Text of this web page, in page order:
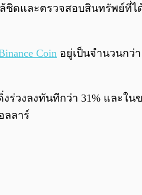
ชิดและตรวจสอบสินทรัพย์ที่
Coin อยู่เป็นจำนวนกว่า
งร่วงลงทันทีกว่า 31% แล
ลลาร์